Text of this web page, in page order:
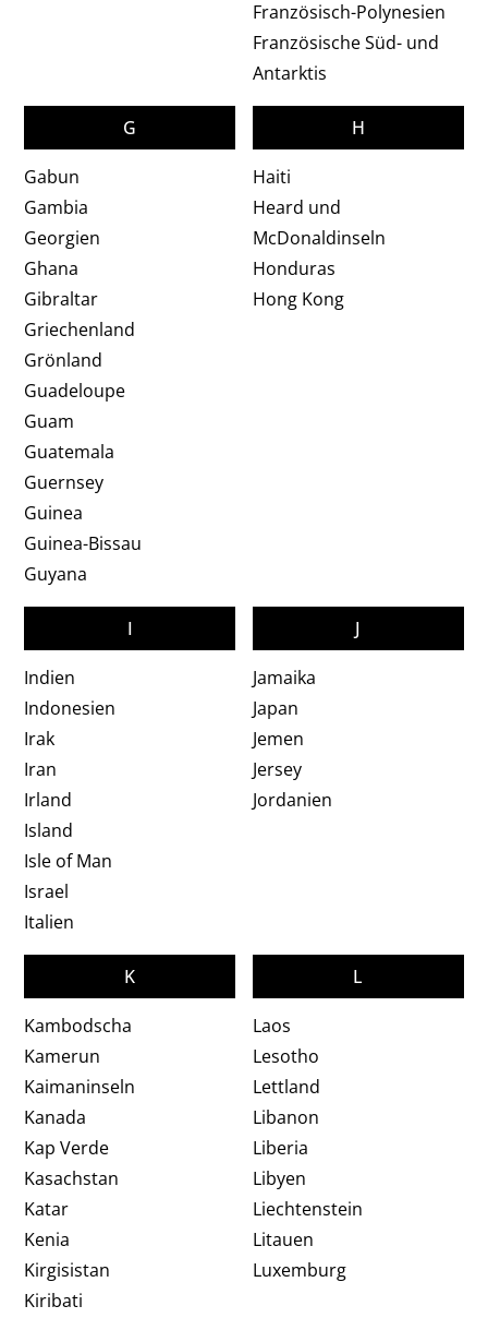
Französisch-Polynesien
Französische Süd- und
Antarktis
G
Gabun
Gambia
Georgien
Ghana
Gibraltar
Griechenland
Grönland
Guadeloupe
Guam
Guatemala
Guernsey
Guinea
Guinea-Bissau
Guyana
H
Haiti
Heard und
McDonaldinseln
Honduras
Hong Kong
I
Indien
Indonesien
Irak
Iran
Irland
Island
Isle of Man
Israel
Italien
J
Jamaika
Japan
Jemen
Jersey
Jordanien
K
Kambodscha
Kamerun
Kaimaninseln
Kanada
Kap Verde
Kasachstan
Katar
Kenia
Kirgisistan
Kiribati
L
Laos
Lesotho
Lettland
Libanon
Liberia
Libyen
Liechtenstein
Litauen
Luxemburg